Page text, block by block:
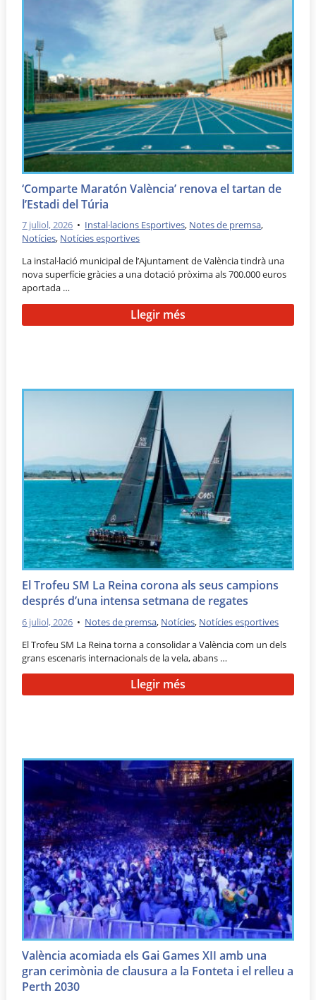
‘Comparte Maratón València’ renova el tartan de
l’Estadi del Túria
7 juliol, 2026 • Instal·lacions Esportives, Notes de premsa,
Notícies, Notícies esportives
La instal·lació municipal de l’Ajuntament de València tindrà una
nova superfície gràcies a una dotació pròxima als 700.000 euros
aportada …
Llegir més
El Trofeu SM La Reina corona als seus campions
després d’una intensa setmana de regates
6 juliol, 2026 • Notes de premsa, Notícies, Notícies esportives
El Trofeu SM La Reina torna a consolidar a València com un dels
grans escenaris internacionals de la vela, abans …
Llegir més
València acomiada els Gai Games XII amb una
gran cerimònia de clausura a la Fonteta i el relleu a
Perth 2030